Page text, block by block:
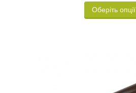
Оберіть опції